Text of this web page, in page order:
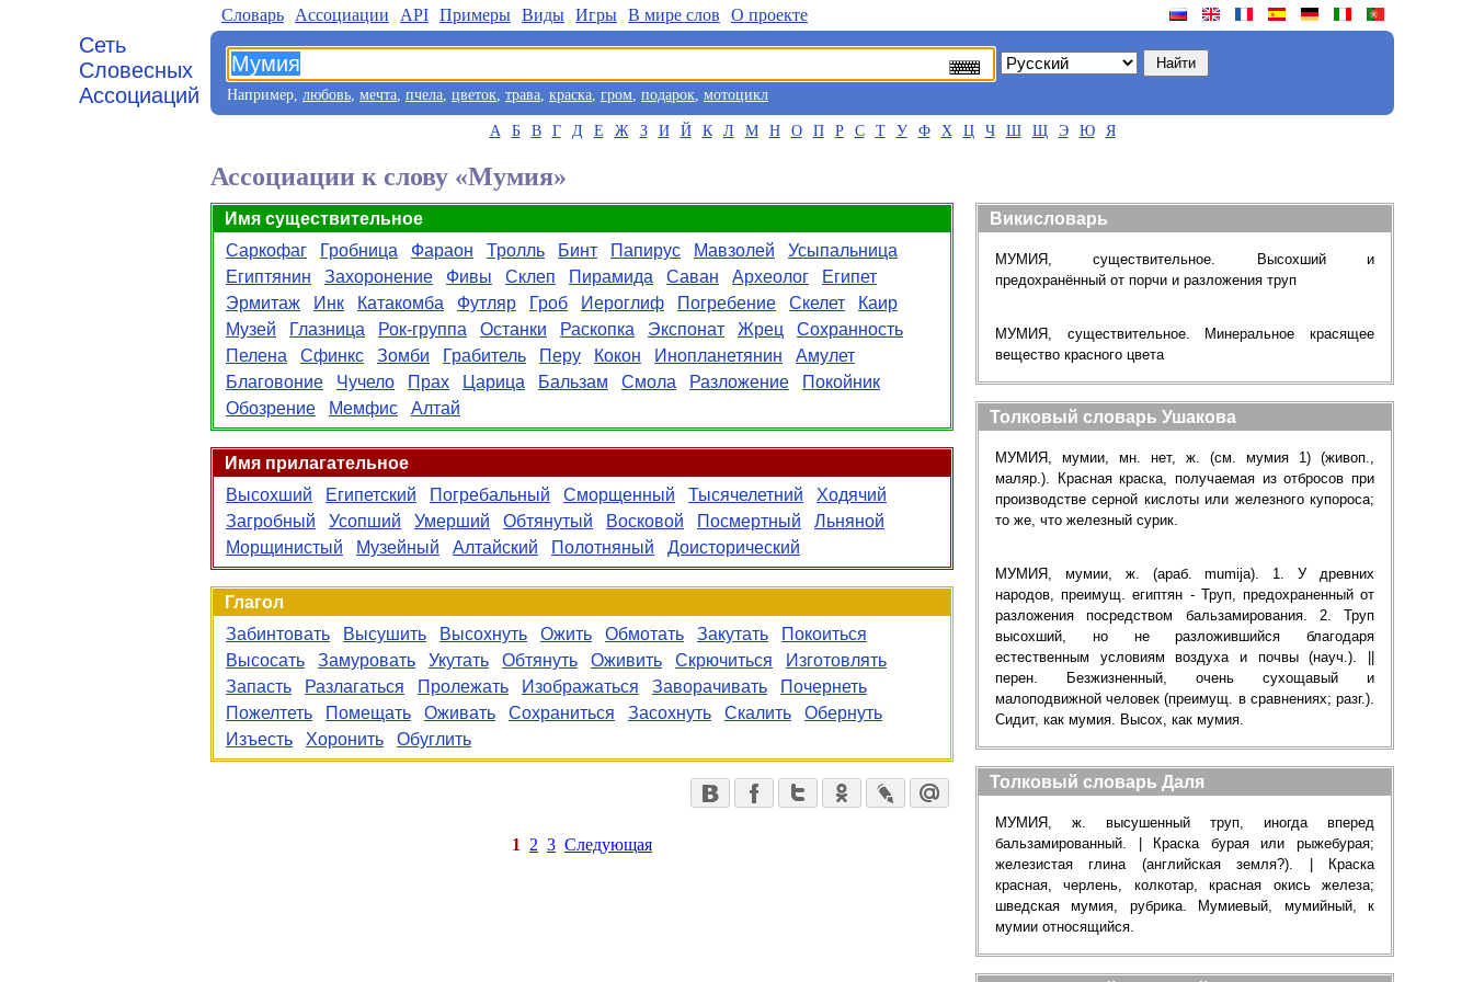
Сеть
Словесных
Ассоциаций
Словарь Aссоциации API Примеры Виды Игры В мире слов О проекте
Например, любовь, мечта, пчела, цветок, трава, краска, гром, подарок, мотоцикл
А Б В Г Д Е Ж З И Й К Л М Н О П Р С Т У Ф Х Ц Ч Ш Щ Э Ю Я
Ассоциации к слову «Мумия»
Имя существительное
Саркофаг
Гробница Фараон Тролль Бинт Папирус Мавзолей
Усыпальница
Египтянин
Захоронение Фивы Склеп Пирамида Саван Археолог
Египет
Эрмитаж
Инк Катакомба Футляр Гроб Иероглиф Погребение Скелет
Каир
Музей
Глазница Рок-группа Останки Раскопка Экспонат Жрец
Сохранность
Пелена
Сфинкс Зомби Грабитель Перу Кокон Инопланетянин
Амулет
Благовоние
Чучело Прах Царица Бальзам Смола Разложение
Покойник
Обозрение
Мемфис Алтай
Имя прилагательное
Высохший
Египетский Погребальный Сморщенный Тысячелетний
Ходячий
Загробный
Усопший Умерший Обтянутый Восковой Посмертный
Льняной
Морщинистый
Музейный Алтайский Полотняный Доисторический
Глагол
Забинтовать
Высушить Высохнуть Ожить Обмотать Закутать
Покоиться
Высосать
Замуровать Укутать Обтянуть Оживить Скрючиться
Изготовлять
Запасть
Разлагаться Пролежать Изображаться Заворачивать
Почернеть
Пожелтеть
Помещать Оживать Сохраниться Засохнуть Скалить
Обернуть
Изъесть
Хоронить Обуглить
1 2 3 Следующая
Викисловарь
МУМИЯ, существительное. Высохший и
предохранённый от порчи и разложения труп
МУМИЯ, существительное. Минеральное красящее
вещество красного цвета
Толковый словарь Ушакова
МУМИЯ, мумии, мн. нет, ж. (см. мумия 1) (живоп.,
маляр.). Красная краска, получаемая из отбросов при
производстве серной кислоты или железного купороса;
то же, что железный сурик.
МУМИЯ, мумии, ж. (араб. mumija). 1. У древних
народов, преимущ. египтян - Труп, предохраненный от
разложения посредством бальзамирования. 2. Труп
высохший, но не разложившийся благодаря
естественным условиям воздуха и почвы (науч.). ||
перен. Безжизненный, очень сухощавый и
малоподвижной человек (преимущ. в сравнениях; разг.).
Сидит, как мумия. Высох, как мумия.
Толковый словарь Даля
МУМИЯ, ж. высушенный труп, иногда вперед
бальзамированный. | Краска бурая или рыжебурая;
железистая глина (английская земля?). | Краска
красная, черлень, колкотар, красная окись железа;
шведская мумия, рубрика. Мумиевый, мумийный, к
мумии относящийся.